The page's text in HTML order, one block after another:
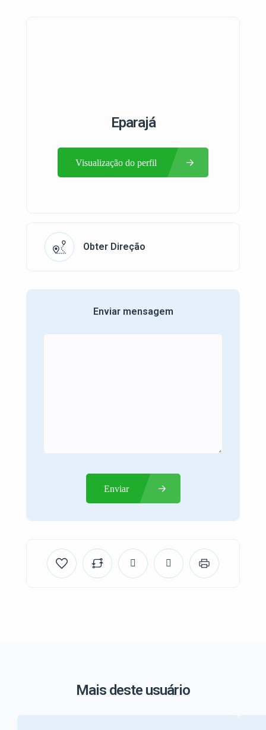
Eparajá
Visualização do perfil
Obter Direção
Enviar mensagem
Enviar
Mais deste usuário